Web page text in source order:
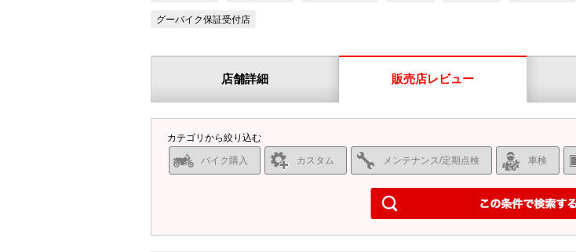
グーバイク保証受付店
店舗詳細 販売店レビュー
カテゴリから絞り込む
バイク購入 カスタム メンテナンス/定期点検 車検